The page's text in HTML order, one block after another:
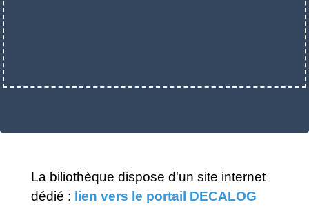
La biliothèque dispose d'un site internet
dédié : lien vers le portail DECALOG